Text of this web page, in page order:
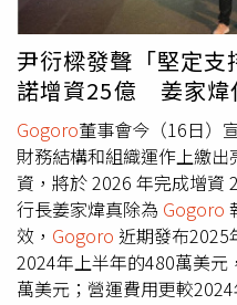
型，推動運具電動化。其
輛 GogoroCrossOver S，
郵務士工作需求，像是要頻
及騎乘穿梭大街小巷等，
計，包含特調中華郵政企業
柱和中柱，再搭配Gogoro
踢起側柱就能啟動馬達出發
效率，堪稱郵務士完美拍檔
車款，配有企業車色、大
主好評的「一踢即行」功能
日投遞效率。（圖片提供／
電動機車後，iRent就著手
了解，台灣大希望將WeMo
向iRent遞橄欖枝，也就是
iRent出會員的結盟分工模
用率，盡快達到損平，
共享機車服務，達成雙贏
盟後，會逐步汰除現有老
為主，動作快的話，預計年
還的站點，作為接駁服務
App仍可租用共享機車，差
車。共享業者認為，
尹衍樑發聲「堅定支
諾增資25億 姜家煒
Gogoro董事會今（16日）
財務結構和組織運作上繳
資，將於 2026 年完成增資
行長姜家煒真除為 Gogoro
效， Gogoro 近期發布2025
2024年上半年的480萬美元
萬美元；營運費用更較